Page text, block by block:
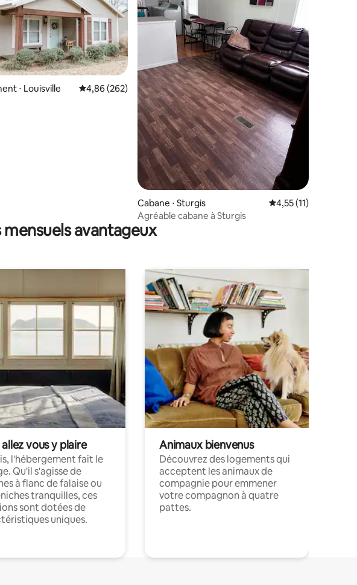
la base de 105 commentaires : 5 sur 5
⋅ Louisville Évaluation moyenne sur la base de 262 commentaires : 4,86 sur 5
4,86 (262)
Cabane ⋅ Sturgis Évaluation moyenne
4,55 (11)
Agréable cabane à Sturgis
avantageux
vous y plaire
l'hébergement fait le
Qu'il s'agisse de
à flanc de falaise ou
tranquilles, ces
sont dotées de
uniques.
Animaux bienvenus
Découvrez des logements qui
acceptent les animaux de
compagnie pour emmener
votre compagnon à quatre
pattes.